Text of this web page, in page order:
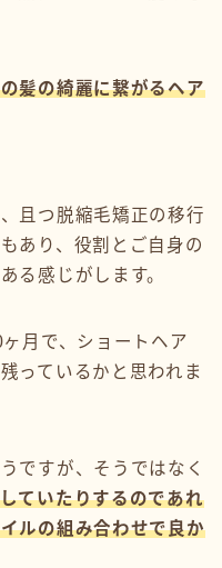
髪の綺麗に繋がるヘア
且つ脱縮毛矯正の移行
あり、役割とご自身の
る感じがします。
月で、ショートヘア
っているかと思われま
ですが、そうではなく
ていたりするのであれ
ルの組み合わせで良か